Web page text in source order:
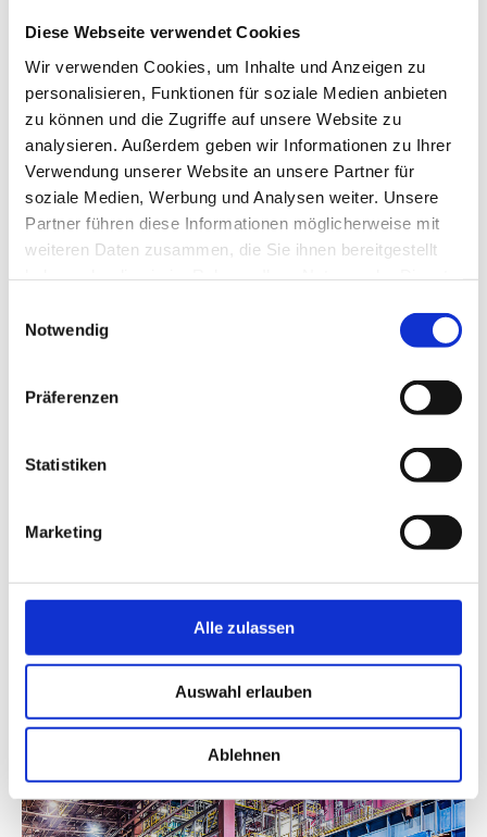
Diese Webseite verwendet Cookies
Wir verwenden Cookies, um Inhalte und Anzeigen zu
personalisieren, Funktionen für soziale Medien anbieten
zu können und die Zugriffe auf unsere Website zu
analysieren. Außerdem geben wir Informationen zu Ihrer
Verwendung unserer Website an unsere Partner für
soziale Medien, Werbung und Analysen weiter. Unsere
Partner führen diese Informationen möglicherweise mit
weiteren Daten zusammen, die Sie ihnen bereitgestellt
Notwendig
Präferenzen
Statistiken
Marketing
Alle zulassen
Auswahl erlauben
Ablehnen
basierend werden Rohrleitungszeichnungen,
Materialauszüge, Detailzeichnungen und
Berechnungsdokumentationen erarbeitet und übergeben.
Von SekMet 1 zu SekMet 5
Bereits die Vorgängeranlage SekMet1 wurde mit Schatz
Engineering umgesetzt. Die SekMet 5 besteht aus einem
modernen Pfannenofen, einer leistungsstarken RH-Anlage
und einem Konditionierstand.
Herausforderung: Enge Platzverhältnisse
Eine besondere Herausforderung für Christoph und sein
Team ist in diesem Fall der Platzmangel vor Ort. Besonders
Zusammenarbeit aller Beteiligten des Projektteams, um
die Schnittstellen optimal zu koordinieren.